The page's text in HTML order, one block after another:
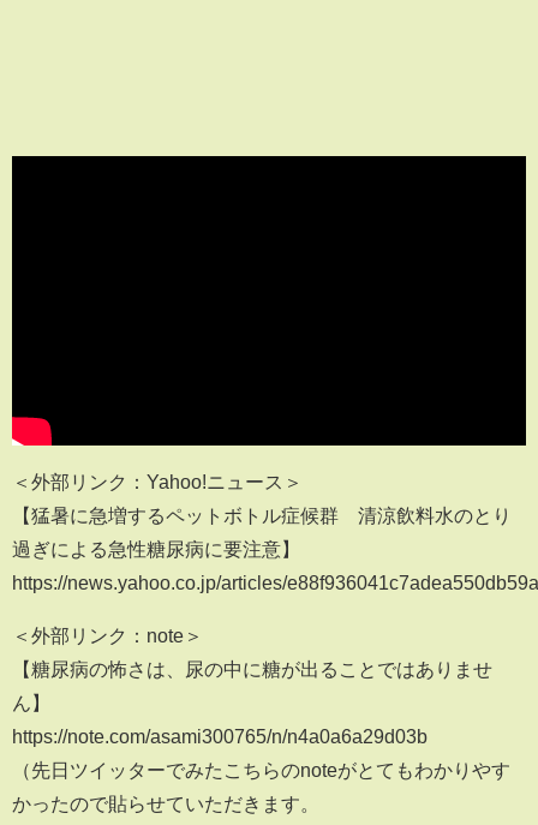
＜外部リンク：Yahoo!ニュース＞
【猛暑に急増するペットボトル症候群 清涼飲料水のとり
過ぎによる急性糖尿病に要注意】
https://news.yahoo.co.jp/articles/
＜外部リンク：note＞
【糖尿病の怖さは、尿の中に糖が出ることではありませ
ん】
https://note.com/asami300765/n/n4a0a6a29d03b
（先日ツイッターでみたこちらのnoteがとてもわかりやす
かったので貼らせていただきます。